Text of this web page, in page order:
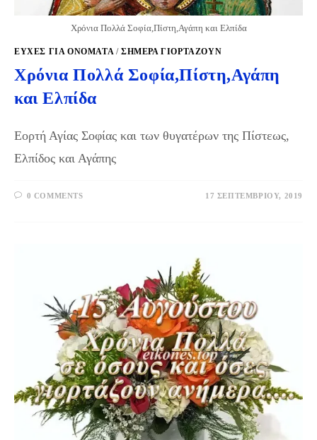
Χρόνια Πολλά Σοφία,Πίστη,Αγάπη και Ελπίδα
ΕΥΧΈΣ ΓΙΑ ΟΝΌΜΑΤΑ/ΣΉΜΕΡΑ ΓΙΟΡΤΆΖΟΥΝ
Χρόνια Πολλά Σοφία,Πίστη,Αγάπη
και Ελπίδα
Εορτή Αγίας Σοφίας και των θυγατέρων της Πίστεως,
Ελπίδος και Αγάπης
0 COMMENTS 17 ΣΕΠΤΕΜΒΡΊΟΥ, 2019